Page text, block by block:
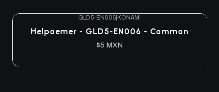
Agotado
GLD5-EN006 KONAMI
Helpoemer - GLD5-EN006 - Common
$5 MXN